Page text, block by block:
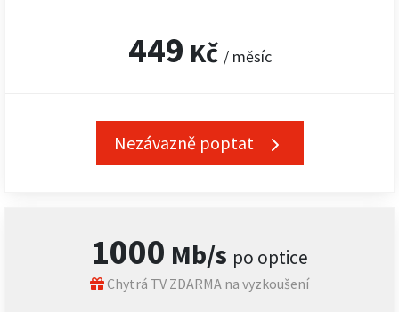
449 Kč / měsíc
Nezávazně poptat
1000 Mb/s po optice
Chytrá TV ZDARMA na vyzkoušení